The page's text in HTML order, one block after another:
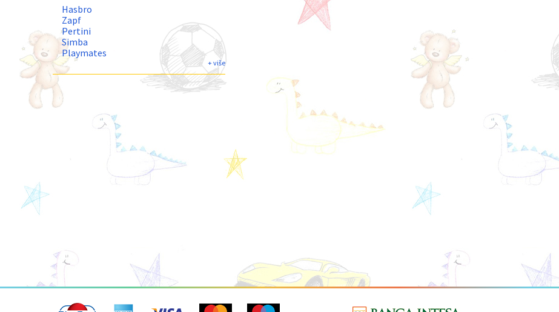
Hasbro
Zapf
Pertini
Simba
Playmates
Best Luck
Bambolina
Spin Master
Woody Land toys
Nebulous Stars
Dreameez
Antonio Juan
+ više